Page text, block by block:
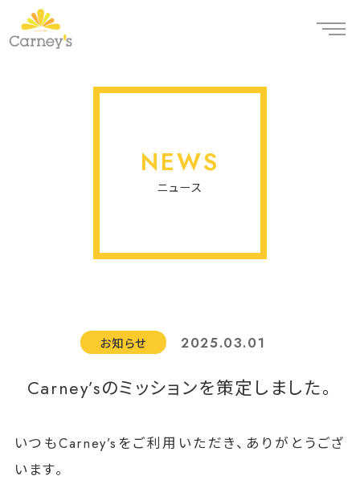
NEWS
ニュース
2025.03.01
お知らせ
Carney’sのミッションを策定しました。
いつもCarney’sをご利用いただき、ありがとうござ
います。